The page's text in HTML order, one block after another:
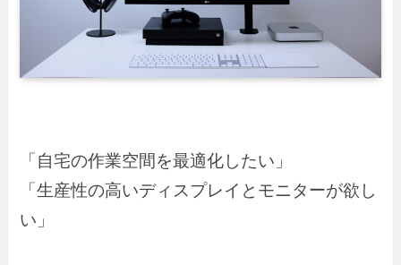
「自宅の作業空間を最適化したい」
「生産性の高いディスプレイとモニターが欲し
い」